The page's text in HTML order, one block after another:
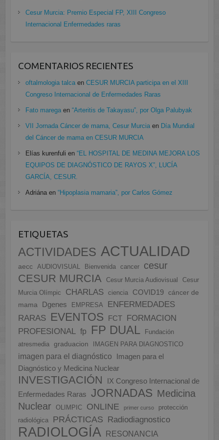
Cesur Murcia: Premio Especial FP, XIII Congreso
Internacional Enfermedades raras
COMENTARIOS RECIENTES
oftalmologia talcaen CESUR MURCIA participa en el XIII
Congreso Internacional de Enfermedades Raras
Fato maregaen “Arteritis de Takayasu”, por Olga Palubyak
VII Jornada Cáncer de mama, Cesur Murciaen Día Mundial
del Cáncer de mama en CESUR MURCIA
Elías kurenfuli en “EL HOSPITAL DE MEDINA MEJORA LOS
EQUIPOS DE DIAGNÓSTICO DE RAYOS X”, LUCÍA
GARCÍA, CESUR.
Adriánaen “Hipoplasia mamaria”, por Carlos Gómez
ETIQUETAS
ACTIVIDADES ACTUALIDAD
aecc AUDIOVISUAL Bienvenida cancer cesur
CESUR MURCIA Cesur Murcia Audiovisual
Cesur
Murcia Olímpic
CHARLAS ciencia COVID19
cáncer de
mama
Dgenes EMPRESA
ENFERMEDADES
RARAS EVENTOS FCT
FORMACION
PROFESIONAL fp FP DUAL
Fundación
atresmedia
graduacion IMAGEN PARA DIAGNOSTICO
imagen para el diagnóstico
Imagen para el
Diagnóstico y Medicina Nuclear
INVESTIGACIÓN
IX Congreso Internacional de
Enfermedades Raras
JORNADAS Medicina
Nuclear
OLIMPIC ONLINE primer curso
protección
radiológica
PRÁCTICAS Radiodiagnostico
RADIOLOGÍA RESONANCIA